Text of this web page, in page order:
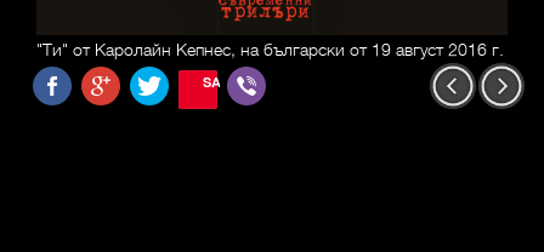
"Ти" от Каролайн Кепнес, на български от 19 август 2016 г.
SAVE